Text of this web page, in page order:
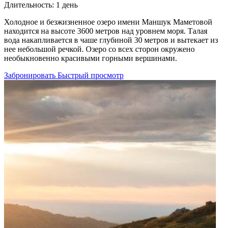
Длительность: 1 день
Холодное и безжизненное озеро имени Маншук Маметовой
находится на высоте 3600 метров над уровнем моря. Талая
вода накапливается в чаше глубиной 30 метров и вытекает из
нее небольшой речкой. Озеро со всех сторон окружено
необыкновенно красивыми горными вершинами.
Забронировать Быстрый просмотр